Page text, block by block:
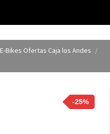
E-Bikes Ofertas Caja los Andes
-25%